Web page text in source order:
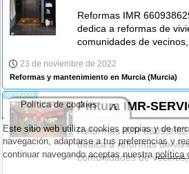
Reformas IMR
dedica a reformas de
comunidades de
23 de noviembre de 2022
Reformas y mantenimiento en Murcia(Murcia)
-OFREZCO-
Pintura IMR-
Reformas IMR
dedica a reformas de
comunidades de
Este sitio web utiliza cookies propias y de
navegación, adaptarse a tus preferencias y
continuar navegando aceptas nuestrapolítica
Política de cookies ^